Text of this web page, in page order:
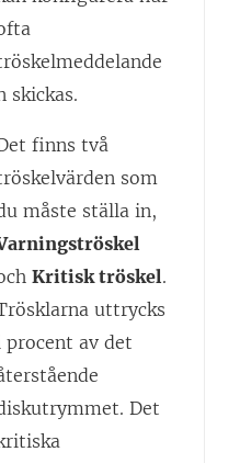
skickas.
finns två
som
måste ställa in,
Kritisk tröskel.
uttrycks
procent av det
Det